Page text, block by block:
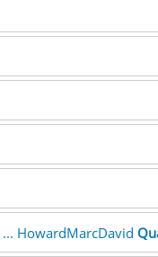
... HowardMarcDavid